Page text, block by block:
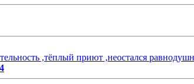
,тёплый приют ,неостался
4